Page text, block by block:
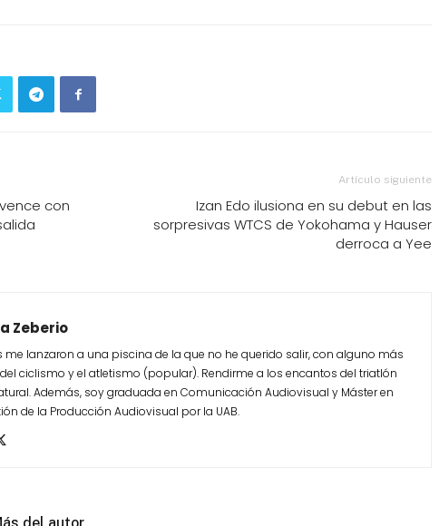
con
Artículo siguiente
Izan Edo ilusiona en su debut en las
sorpresivas WTCS de Yokohama y Hauser
derroca a Yee
Zeberio
me lanzaron a una piscina de la que no he querido salir, con alguno más
ciclismo y el atletismo (popular). Rendirme a los encantos del triatlón
Además, soy graduada en Comunicación Audiovisual y Máster en
de la Producción Audiovisual por la UAB.